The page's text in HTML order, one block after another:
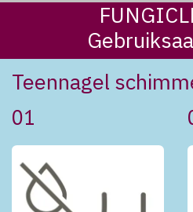
Teennagel
01